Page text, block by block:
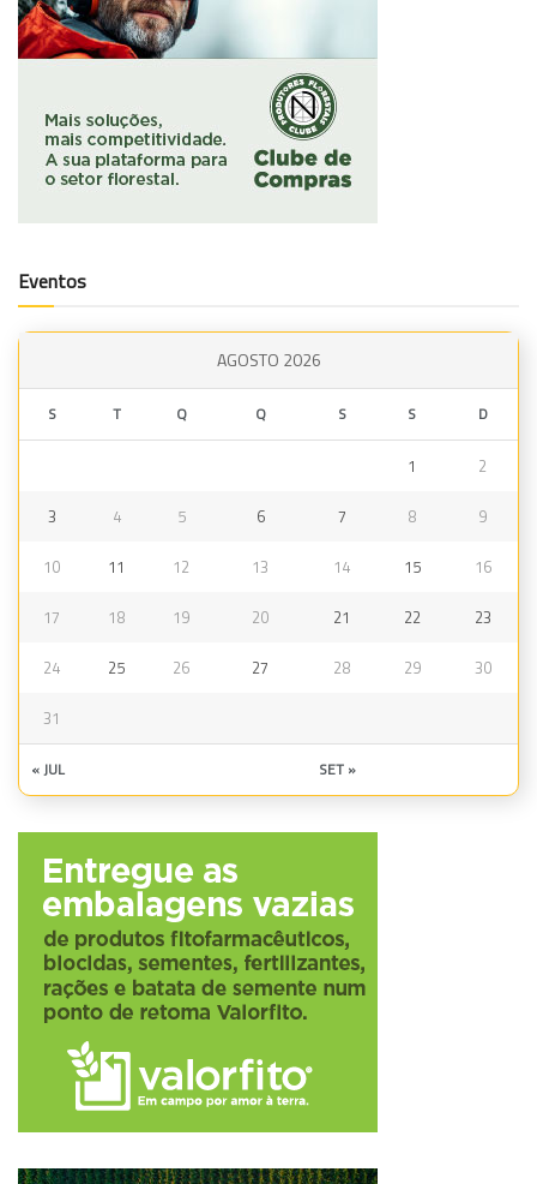
Eventos
AGOSTO 2026
S T Q Q S S D
1 2
3 4 5 6 7 8 9
10 11 12 13 14 15 16
17 18 19 20 21 22 23
24 25 26 27 28 29 30
31
« JUL SET »